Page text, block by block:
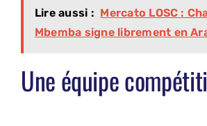
Lire aussi : Mercato LOSC :
Mbemba signe librement en
Une équipe